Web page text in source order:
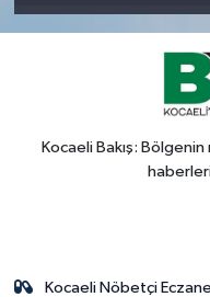
Kocaeli Bakış:
Kocaeli Nöbetçi